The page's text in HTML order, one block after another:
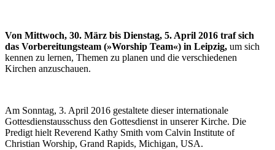
Von Mittwoch, 30. März bis Dienstag, 5. April 2016 traf sich
das Vorbereitungsteam (»Worship Team«) in Leipzig, um sich
kennen zu lernen, Themen zu planen und die verschiedenen
Kirchen anzuschauen.
Am Sonntag, 3. April 2016 gestaltete dieser internationale
Gottesdienstausschuss den Gottesdienst in unserer Kirche. Die
Predigt hielt Reverend Kathy Smith vom Calvin Institute of
Christian Worship, Grand Rapids, Michigan, USA.